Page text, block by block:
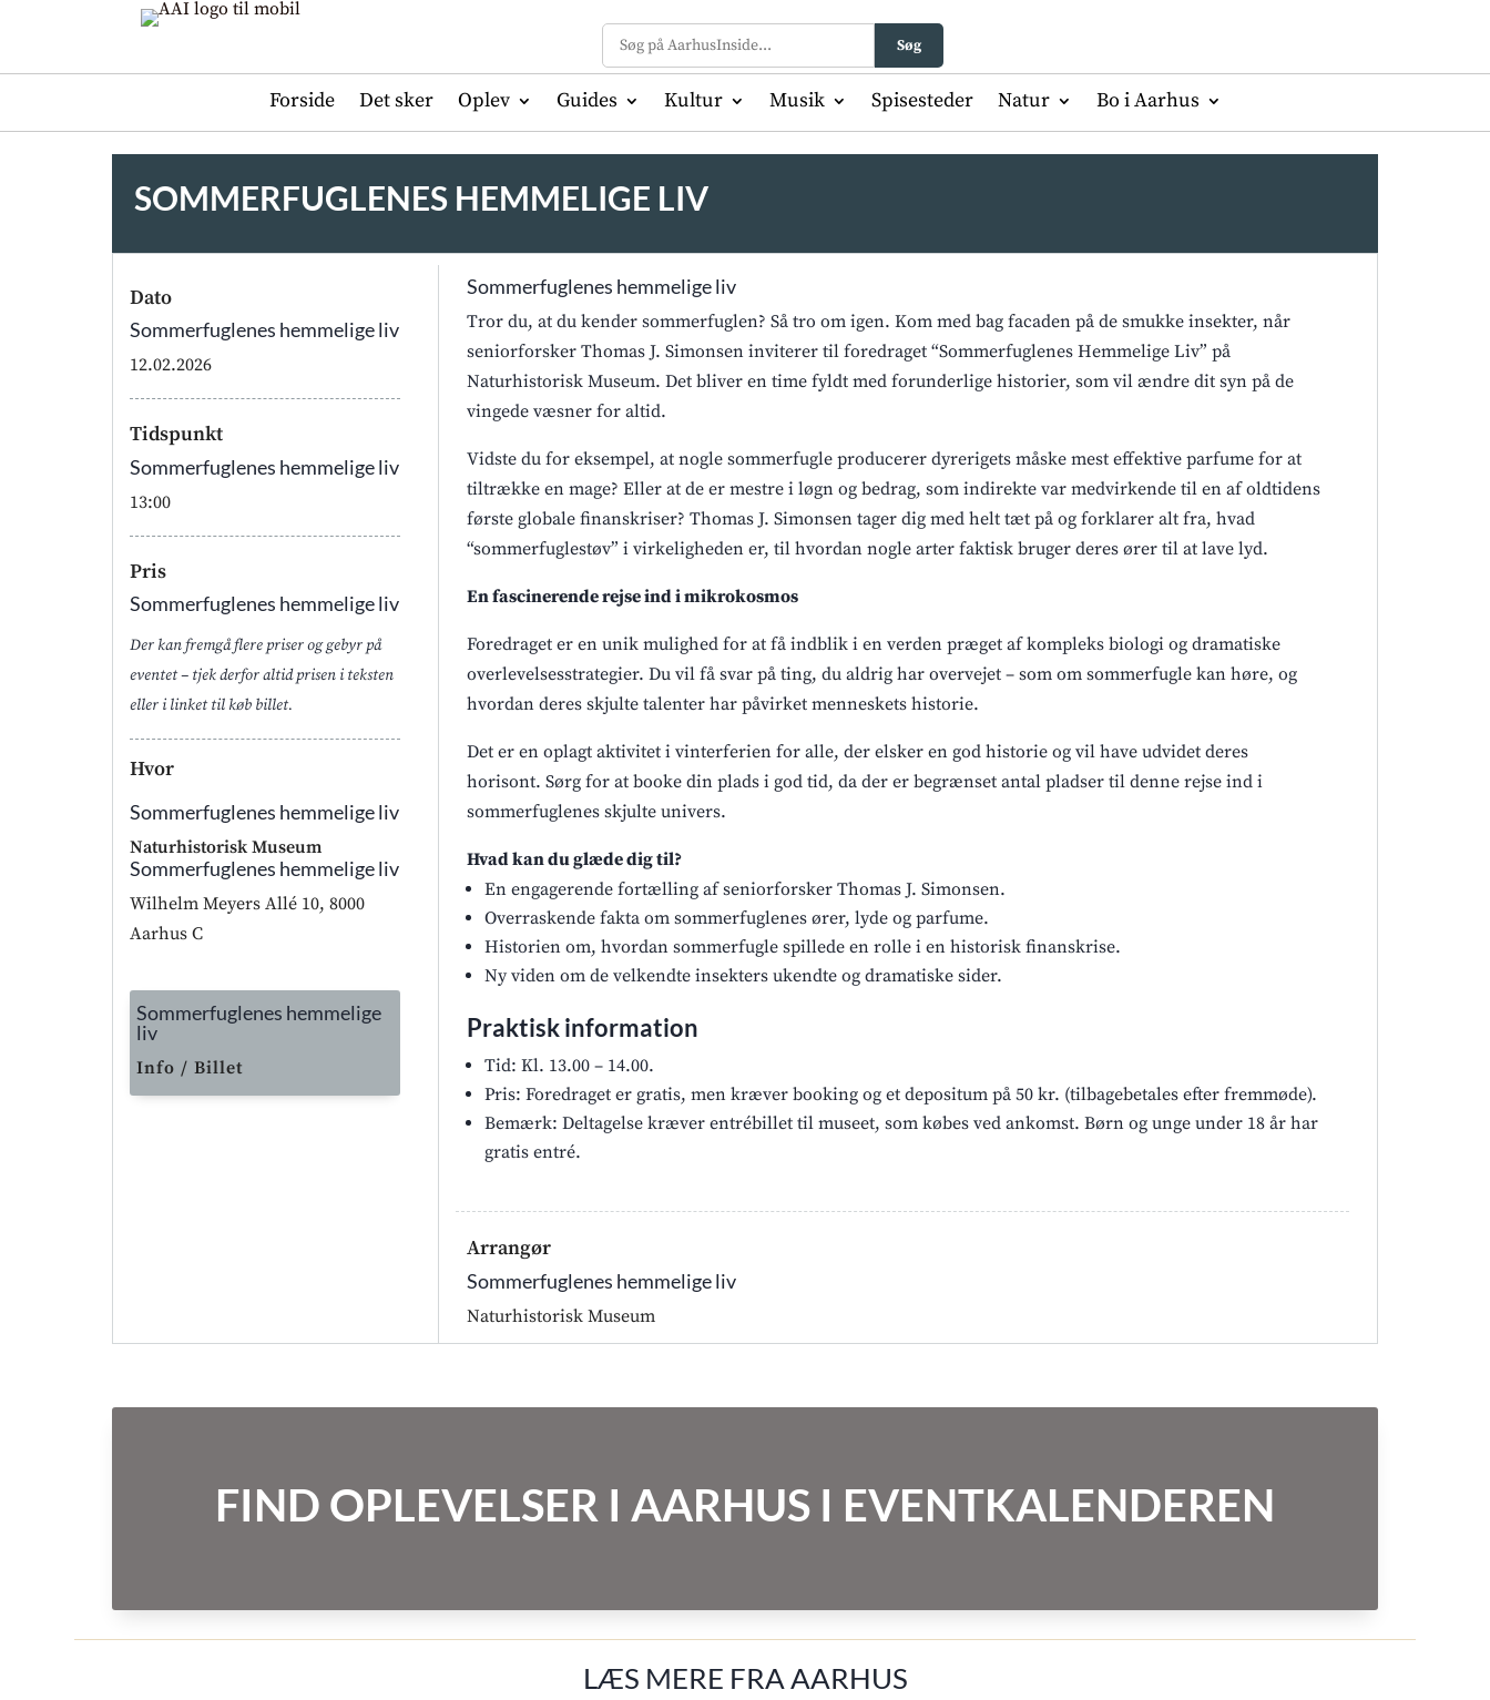
Søg
Forside Det sker Oplev Guides Kultur Musik Spisesteder Natur Bo i Aarhus
SOMMERFUGLENES HEMMELIGE LIV
Dato
Sommerfuglenes hemmelige liv
12.02.2026
Tidspunkt
Sommerfuglenes hemmelige liv
13:00
Pris
Sommerfuglenes hemmelige liv
Der kan fremgå flere priser og gebyr på
eventet – tjek derfor altid prisen i teksten
eller i linket til køb billet.
Hvor
Sommerfuglenes hemmelige liv
Naturhistorisk Museum
Sommerfuglenes hemmelige liv
Wilhelm Meyers Allé 10, 8000
Aarhus C
Sommerfuglenes hemmelige
liv
Info / Billet
Sommerfuglenes hemmelige liv
Tror du, at du kender sommerfuglen? Så tro om igen. Kom med bag facaden på de smukke insekter, når
seniorforsker Thomas J. Simonsen inviterer til foredraget “Sommerfuglenes Hemmelige Liv” på
Naturhistorisk Museum. Det bliver en time fyldt med forunderlige historier, som vil ændre dit syn på de
vingede væsner for altid.
Vidste du for eksempel, at nogle sommerfugle producerer dyrerigets måske mest effektive parfume for at
tiltrække en mage? Eller at de er mestre i løgn og bedrag, som indirekte var medvirkende til en af oldtidens
første globale finanskriser? Thomas J. Simonsen tager dig med helt tæt på og forklarer alt fra, hvad
“sommerfuglestøv” i virkeligheden er, til hvordan nogle arter faktisk bruger deres ører til at lave lyd.
En fascinerende rejse ind i mikrokosmos
Foredraget er en unik mulighed for at få indblik i en verden præget af kompleks biologi og dramatiske
overlevelsesstrategier. Du vil få svar på ting, du aldrig har overvejet – som om sommerfugle kan høre, og
hvordan deres skjulte talenter har påvirket menneskets historie.
Det er en oplagt aktivitet i vinterferien for alle, der elsker en god historie og vil have udvidet deres
horisont. Sørg for at booke din plads i god tid, da der er begrænset antal pladser til denne rejse ind i
sommerfuglenes skjulte univers.
Hvad kan du glæde dig til?
En engagerende fortælling af seniorforsker Thomas J. Simonsen.
Overraskende fakta om sommerfuglenes ører, lyde og parfume.
Historien om, hvordan sommerfugle spillede en rolle i en historisk finanskrise.
Ny viden om de velkendte insekters ukendte og dramatiske sider.
Praktisk information
Tid: Kl. 13.00 – 14.00.
Pris: Foredraget er gratis, men kræver booking og et depositum på 50 kr. (tilbagebetales efter fremmøde).
Bemærk: Deltagelse kræver entrébillet til museet, som købes ved ankomst. Børn og unge under 18 år har
gratis entré.
Arrangør
Sommerfuglenes hemmelige liv
Naturhistorisk Museum
FIND OPLEVELSER I AARHUS I EVENTKALENDEREN
LÆS MERE FRA AARHUS